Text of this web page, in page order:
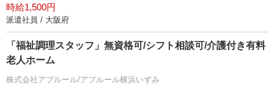
時給1,500円
派遣社員 / 大阪府
「福祉調理スタッフ」無資格可/シフト相談可/介護付き有料
老人ホーム
株式会社アプルール/アプルール横浜いずみ